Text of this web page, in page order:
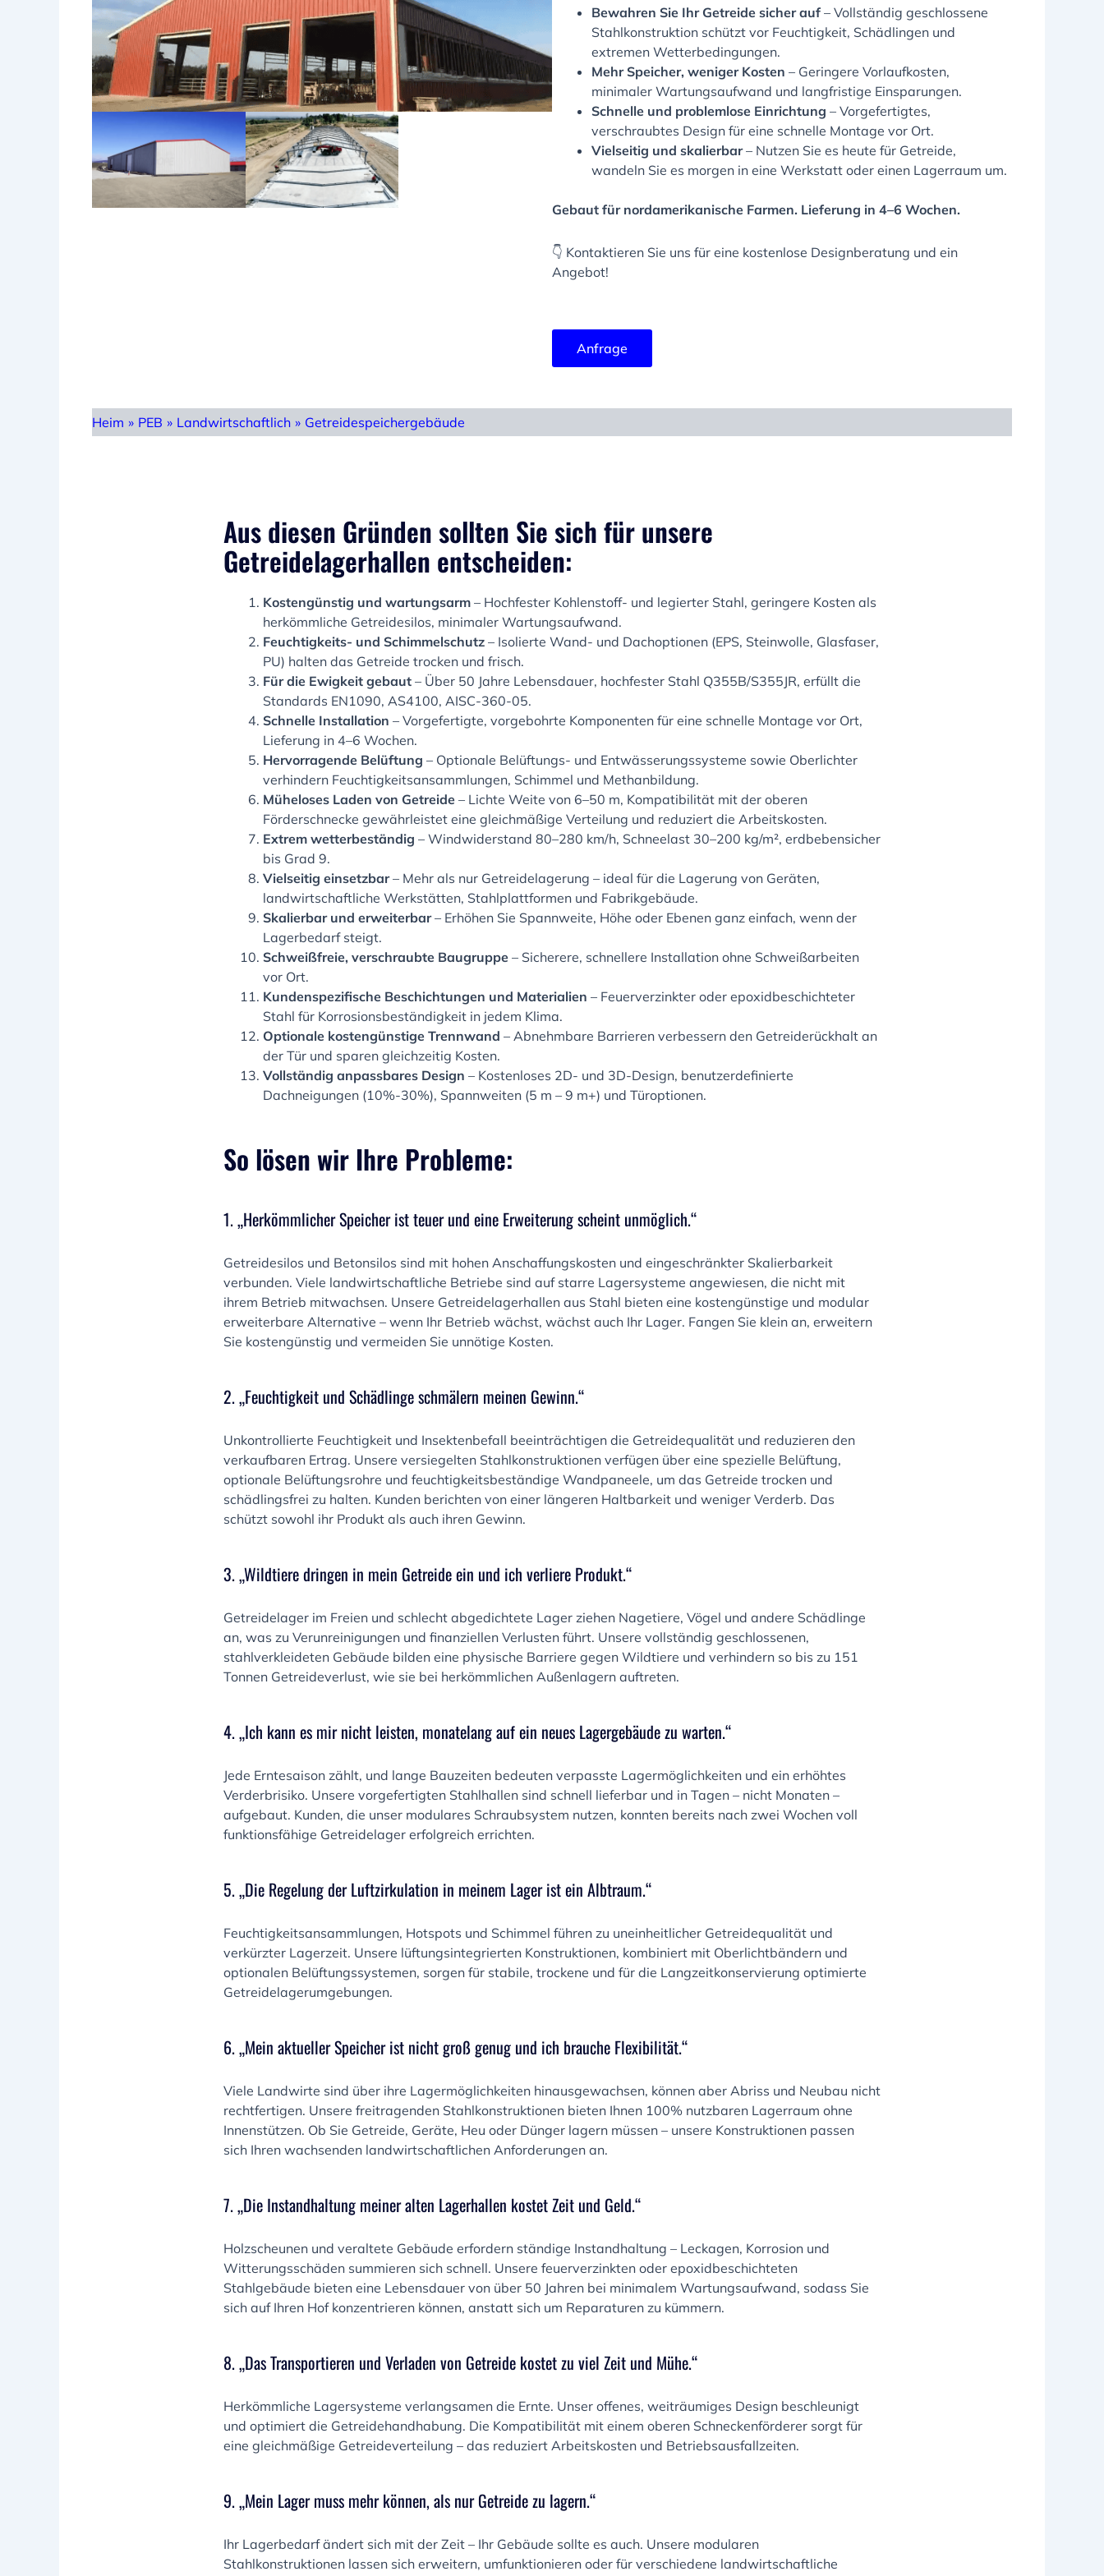
Bewahren Sie Ihr Getreide sicher auf – Vollständig geschlossene
Stahlkonstruktion schützt vor Feuchtigkeit, Schädlingen und
extremen Wetterbedingungen.
Mehr Speicher, weniger Kosten – Geringere Vorlaufkosten,
minimaler Wartungsaufwand und langfristige Einsparungen.
Schnelle und problemlose Einrichtung – Vorgefertigtes,
verschraubtes Design für eine schnelle Montage vor Ort.
Vielseitig und skalierbar– Nutzen Sie es heute für Getreide,
wandeln Sie es morgen in eine Werkstatt oder einen Lagerraum um.
Gebaut für nordamerikanische Farmen. Lieferung in 4–6 Wochen.
👇 Kontaktieren Sie uns für eine kostenlose Designberatung und ein
Angebot!
Anfrage
Heim » PEB » Landwirtschaftlich » Getreidespeichergebäude
Aus diesen Gründen sollten Sie sich für unsere
Getreidelagerhallen entscheiden:
Kostengünstig und wartungsarm – Hochfester Kohlenstoff- und legierter Stahl, geringere Kosten als
herkömmliche Getreidesilos, minimaler Wartungsaufwand.
Feuchtigkeits- und Schimmelschutz – Isolierte Wand- und Dachoptionen (EPS, Steinwolle, Glasfaser,
PU) halten das Getreide trocken und frisch.
Für die Ewigkeit gebaut – Über 50 Jahre Lebensdauer, hochfester Stahl Q355B/S355JR, erfüllt die
Standards EN1090, AS4100, AISC-360-05.
Schnelle Installation – Vorgefertigte, vorgebohrte Komponenten für eine schnelle Montage vor Ort,
Lieferung in 4–6 Wochen.
Hervorragende Belüftung – Optionale Belüftungs- und Entwässerungssysteme sowie Oberlichter
verhindern Feuchtigkeitsansammlungen, Schimmel und Methanbildung.
Müheloses Laden von Getreide – Lichte Weite von 6–50 m, Kompatibilität mit der oberen
Förderschnecke gewährleistet eine gleichmäßige Verteilung und reduziert die Arbeitskosten.
Extrem wetterbeständig – Windwiderstand 80–280 km/h, Schneelast 30–200 kg/m², erdbebensicher
bis Grad 9.
Vielseitig einsetzbar– Mehr als nur Getreidelagerung – ideal für die Lagerung von Geräten,
landwirtschaftliche Werkstätten, Stahlplattformen und Fabrikgebäude.
Skalierbar und erweiterbar– Erhöhen Sie Spannweite, Höhe oder Ebenen ganz einfach, wenn der
Lagerbedarf steigt.
Schweißfreie, verschraubte Baugruppe – Sicherere, schnellere Installation ohne Schweißarbeiten
vor Ort.
Kundenspezifische Beschichtungen und Materialien – Feuerverzinkter oder epoxidbeschichteter
Stahl für Korrosionsbeständigkeit in jedem Klima.
Optionale kostengünstige Trennwand – Abnehmbare Barrieren verbessern den Getreiderückhalt an
der Tür und sparen gleichzeitig Kosten.
Vollständig anpassbares Design – Kostenloses 2D- und 3D-Design, benutzerdefinierte
Dachneigungen (10%-30%), Spannweiten (5 m – 9 m+) und Türoptionen.
So lösen wir Ihre Probleme:
1. „Herkömmlicher Speicher ist teuer und eine Erweiterung scheint unmöglich.“
Getreidesilos und Betonsilos sind mit hohen Anschaffungskosten und eingeschränkter Skalierbarkeit
verbunden. Viele landwirtschaftliche Betriebe sind auf starre Lagersysteme angewiesen, die nicht mit
ihrem Betrieb mitwachsen. Unsere Getreidelagerhallen aus Stahl bieten eine kostengünstige und modular
erweiterbare Alternative – wenn Ihr Betrieb wächst, wächst auch Ihr Lager. Fangen Sie klein an, erweitern
Sie kostengünstig und vermeiden Sie unnötige Kosten.
2. „Feuchtigkeit und Schädlinge schmälern meinen Gewinn.“
Unkontrollierte Feuchtigkeit und Insektenbefall beeinträchtigen die Getreidequalität und reduzieren den
verkaufbaren Ertrag. Unsere versiegelten Stahlkonstruktionen verfügen über eine spezielle Belüftung,
optionale Belüftungsrohre und feuchtigkeitsbeständige Wandpaneele, um das Getreide trocken und
schädlingsfrei zu halten. Kunden berichten von einer längeren Haltbarkeit und weniger Verderb. Das
schützt sowohl ihr Produkt als auch ihren Gewinn.
3. „Wildtiere dringen in mein Getreide ein und ich verliere Produkt.“
Getreidelager im Freien und schlecht abgedichtete Lager ziehen Nagetiere, Vögel und andere Schädlinge
an, was zu Verunreinigungen und finanziellen Verlusten führt. Unsere vollständig geschlossenen,
stahlverkleideten Gebäude bilden eine physische Barriere gegen Wildtiere und verhindern so bis zu 151
Tonnen Getreideverlust, wie sie bei herkömmlichen Außenlagern auftreten.
4. „Ich kann es mir nicht leisten, monatelang auf ein neues Lagergebäude zu warten.“
Jede Erntesaison zählt, und lange Bauzeiten bedeuten verpasste Lagermöglichkeiten und ein erhöhtes
Verderbrisiko. Unsere vorgefertigten Stahlhallen sind schnell lieferbar und in Tagen – nicht Monaten –
aufgebaut. Kunden, die unser modulares Schraubsystem nutzen, konnten bereits nach zwei Wochen voll
funktionsfähige Getreidelager erfolgreich errichten.
5. „Die Regelung der Luftzirkulation in meinem Lager ist ein Albtraum.“
Feuchtigkeitsansammlungen, Hotspots und Schimmel führen zu uneinheitlicher Getreidequalität und
verkürzter Lagerzeit. Unsere lüftungsintegrierten Konstruktionen, kombiniert mit Oberlichtbändern und
optionalen Belüftungssystemen, sorgen für stabile, trockene und für die Langzeitkonservierung optimierte
Getreidelagerumgebungen.
6. „Mein aktueller Speicher ist nicht groß genug und ich brauche Flexibilität.“
Viele Landwirte sind über ihre Lagermöglichkeiten hinausgewachsen, können aber Abriss und Neubau nicht
rechtfertigen. Unsere freitragenden Stahlkonstruktionen bieten Ihnen 100% nutzbaren Lagerraum ohne
Innenstützen. Ob Sie Getreide, Geräte, Heu oder Dünger lagern müssen – unsere Konstruktionen passen
sich Ihren wachsenden landwirtschaftlichen Anforderungen an.
7. „Die Instandhaltung meiner alten Lagerhallen kostet Zeit und Geld.“
Holzscheunen und veraltete Gebäude erfordern ständige Instandhaltung – Leckagen, Korrosion und
Witterungsschäden summieren sich schnell. Unsere feuerverzinkten oder epoxidbeschichteten
Stahlgebäude bieten eine Lebensdauer von über 50 Jahren bei minimalem Wartungsaufwand, sodass Sie
sich auf Ihren Hof konzentrieren können, anstatt sich um Reparaturen zu kümmern.
8. „Das Transportieren und Verladen von Getreide kostet zu viel Zeit und Mühe.“
Herkömmliche Lagersysteme verlangsamen die Ernte. Unser offenes, weiträumiges Design beschleunigt
und optimiert die Getreidehandhabung. Die Kompatibilität mit einem oberen Schneckenförderer sorgt für
eine gleichmäßige Getreideverteilung – das reduziert Arbeitskosten und Betriebsausfallzeiten.
9. „Mein Lager muss mehr können, als nur Getreide zu lagern.“
Ihr Lagerbedarf ändert sich mit der Zeit – Ihr Gebäude sollte es auch. Unsere modularen
Stahlkonstruktionen lassen sich erweitern, umfunktionieren oder für verschiedene landwirtschaftliche